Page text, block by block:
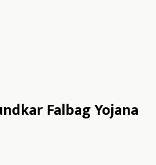
Falbag Yojana